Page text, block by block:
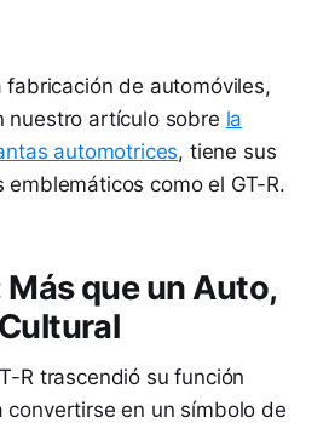
fabricación de automóviles,
nuestro artículo sobre la
automotrices, tiene sus
emblemáticos como el GT-R.
que un Auto,
R trascendió su función
convertirse en un símbolo de